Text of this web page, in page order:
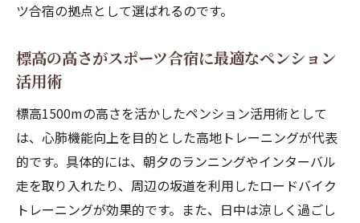
ツ合宿の拠点として選ばれるのです。
標高の高さがスポーツ合宿に最適なペンション
活用術
標高1500mの高さを活かしたペンション活用術として
は、心肺機能向上を目的とした高地トレーニングが代表
的です。具体的には、朝夕のランニングやインターバル
走を取り入れたり、周辺の坂道を利用したロードバイク
トレーニングが効果的です。また、日中は涼しく過ごし